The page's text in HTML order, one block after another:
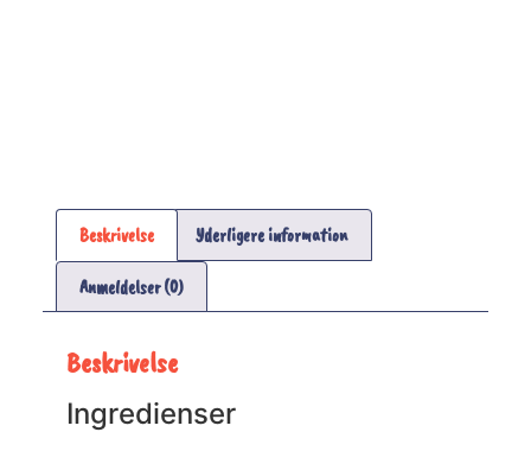
Beskrivelse Yderligere information
Anmeldelser (0)
Beskrivelse
Ingredienser